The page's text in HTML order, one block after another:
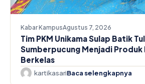
Kabar KampusAgustus 7, 2026
Tim PKM Unikama Sulap Batik
Sumberpucung Menjadi Produk
Berkelas
kartikasariBaca selengkapnya